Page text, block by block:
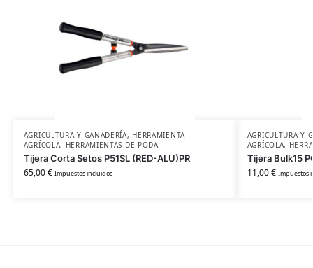
AGRICULTURA Y GANADERÍA, HERRAMIENTA
AGRÍCOLA, HERRAMIENTAS DE PODA
Tijera Corta Setos P51SL (RED-ALU)PR
65,00€ Impuestos incluidos
AGRICULTURA Y
AGRÍCOLA,
Tijera Bulk15
11,00€ Impuestos